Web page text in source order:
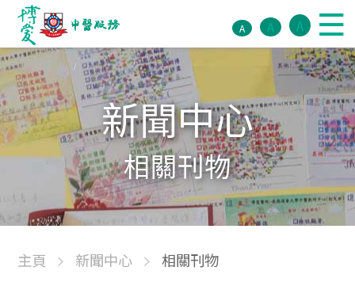
A A A
新聞中心
相關刊物
主頁 新聞中心 相關刊物